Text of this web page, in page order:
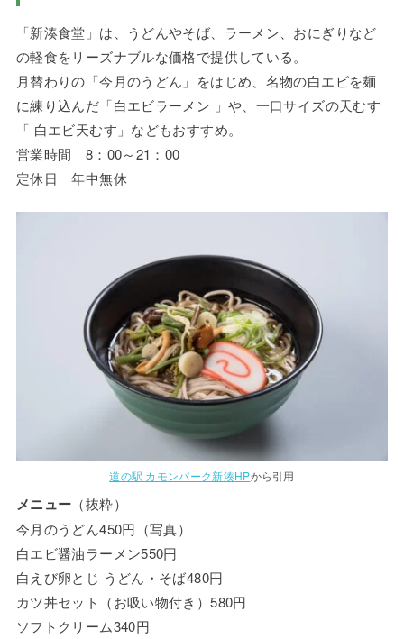
「新湊食堂」は、うどんやそば、ラーメン、おにぎりなど
の軽食をリーズナブルな価格で提供している。
月替わりの「今月のうどん」をはじめ、名物の白エビを麺
に練り込んだ「白エビラーメン 」や、一口サイズの天むす
「 白エビ天むす」などもおすすめ。
営業時間 8：00～21：00
定休日 年中無休
道の駅 カモンパーク新湊HPから引用
メニュー （抜粋）
今月のうどん450円（写真）
白エビ醤油ラーメン550円
白えび卵とじ うどん・そば480円
カツ丼セット（お吸い物付き）580円
ソフトクリーム340円